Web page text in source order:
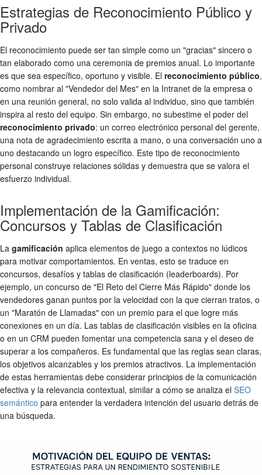
Estrategias de Reconocimiento Público y
Privado
El reconocimiento puede ser tan simple como un "gracias" sincero o
tan elaborado como una ceremonia de premios anual. Lo importante
es que sea específico, oportuno y visible. El reconocimiento público,
como nombrar al "Vendedor del Mes" en la Intranet de la empresa o
en una reunión general, no solo valida al individuo, sino que también
inspira al resto del equipo. Sin embargo, no subestime el poder del
reconocimiento privado: un correo electrónico personal del gerente,
una nota de agradecimiento escrita a mano, o una conversación uno a
uno destacando un logro específico. Este tipo de reconocimiento
personal construye relaciones sólidas y demuestra que se valora el
esfuerzo individual.
Implementación de la Gamificación:
Concursos y Tablas de Clasificación
La gamificación aplica elementos de juego a contextos no lúdicos
para motivar comportamientos. En ventas, esto se traduce en
concursos, desafíos y tablas de clasificación (leaderboards). Por
ejemplo, un concurso de "El Reto del Cierre Más Rápido" donde los
vendedores ganan puntos por la velocidad con la que cierran tratos, o
un "Maratón de Llamadas" con un premio para el que logre más
conexiones en un día. Las tablas de clasificación visibles en la oficina
o en un CRM pueden fomentar una competencia sana y el deseo de
superar a los compañeros. Es fundamental que las reglas sean claras,
los objetivos alcanzables y los premios atractivos. La implementación
de estas herramientas debe considerar principios de la comunicación
efectiva y la relevancia contextual, similar a cómo se analiza el SEO
semántico para entender la verdadera intención del usuario detrás de
una búsqueda.